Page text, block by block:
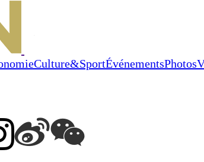
Culture&SportÉvénementsPhotos